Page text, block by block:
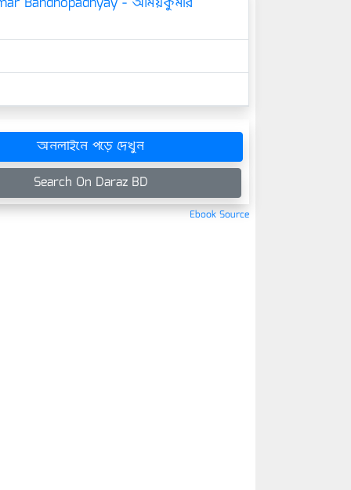
অনলাইনে পড়ে দেখুন
Search On Daraz BD
Ebook Source